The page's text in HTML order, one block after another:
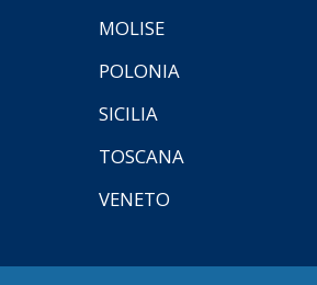
MOLISE
POLONIA
SICILIA
TOSCANA
VENETO